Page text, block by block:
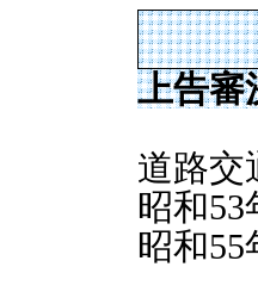
上告審
道路交
昭和53
昭和